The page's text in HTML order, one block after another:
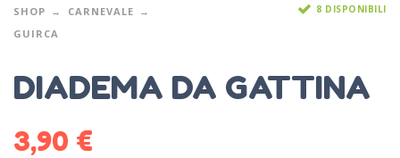
SHOP
CARNEVALE
GUIRCA
8 DISPONIBILI
DIADEMA DA GATTINA
3,90 €